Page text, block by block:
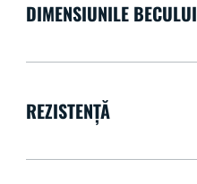
DIMENSIUNILE BECULUI
REZISTENȚĂ